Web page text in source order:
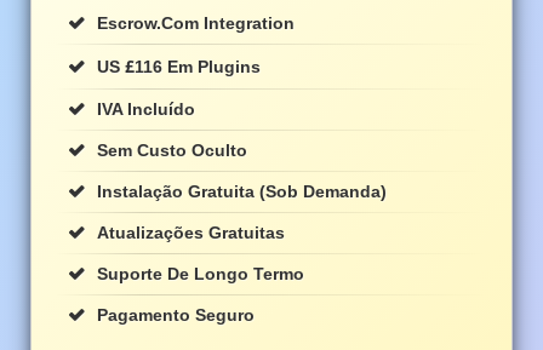
Escrow.com Integration
US £116 Em Plugins
IVA Incluído
Sem Custo Oculto
Instalação Gratuita (sob Demanda)
Atualizações Gratuitas
Suporte De Longo Termo
Pagamento Seguro